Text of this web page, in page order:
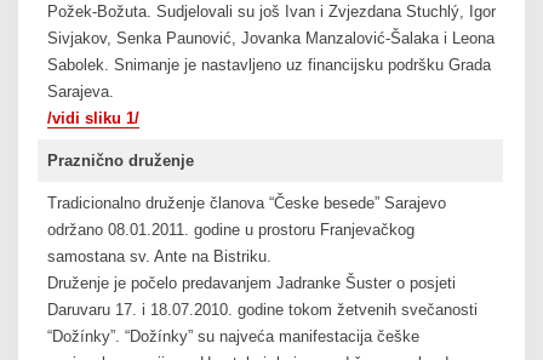
Požek-Božuta. Sudjelovali su još Ivan i Zvjezdana Stuchlý, Igor
Sivjakov, Senka Paunović, Jovanka Manzalović-Šalaka i Leona
Sabolek. Snimanje je nastavljeno uz financijsku podršku Grada
Sarajeva.
/vidi sliku 1/
Praznično druženje
Tradicionalno druženje članova “Česke besede” Sarajevo
održano 08.01.2011. godine u prostoru Franjevačkog
samostana sv. Ante na Bistriku.
Druženje je počelo predavanjem Jadranke Šuster o posjeti
Daruvaru 17. i 18.07.2010. godine tokom žetvenih svečanosti
“Dožínky”. “Dožínky” su najveća manifestacija češke